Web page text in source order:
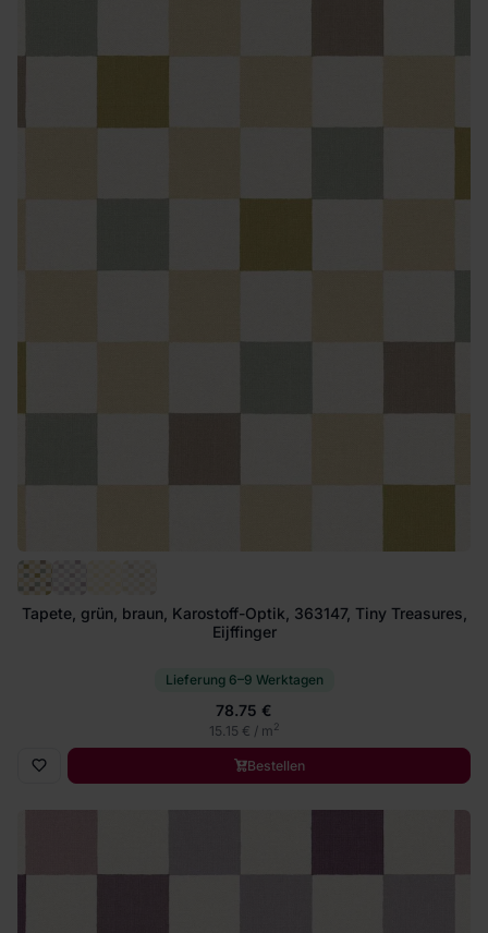
Tapete, grün, braun, Karostoff-Optik, 363147, Tiny Treasures,
Eijffinger
Lieferung 6–9 Werktagen
78.75 €
15.15 € / m2
Bestellen